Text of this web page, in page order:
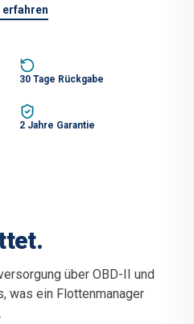
erfahren
30 Tage Rückgabe
2 Jahre Garantie
über OBD-II und
was ein Flottenmanager